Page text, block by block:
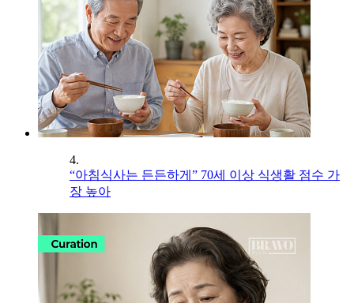
4.
“아침식사는 든든하게” 70세 이상 식생활 점수 가
장 높아